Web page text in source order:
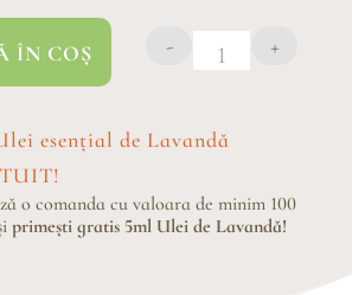
Cantitate
- +
ÎN COȘ
esențial de Lavandă
o comanda cu valoara de minim 100
primești gratis 5ml Ulei de Lavandă!